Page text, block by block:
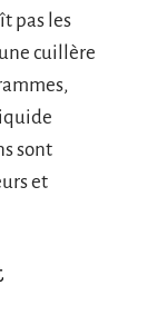
pas les
cuillère
sont
et